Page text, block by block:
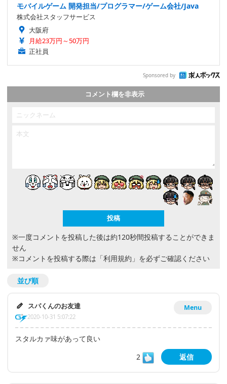
モバイルゲーム 開発担当/プログラマー/ゲーム会社/Java
株式会社スタッフサービス
大阪府
月給23万円～50万円
正社員
Sponsored by
コメント欄を非表示
※一度コメントを投稿した後は約120秒間投稿することができま
せん
※コメントを投稿する際は 「利用規約」 を必ずご確認ください
並び順
Menu
スパくんのお友達
2020-10-31 5:07:22
スタルカァ味があって良い
2
返信